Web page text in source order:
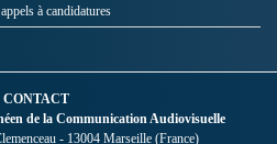
à candidatures
CONTACT
de la Communication Audiovisuelle
- 13004 Marseille (France)